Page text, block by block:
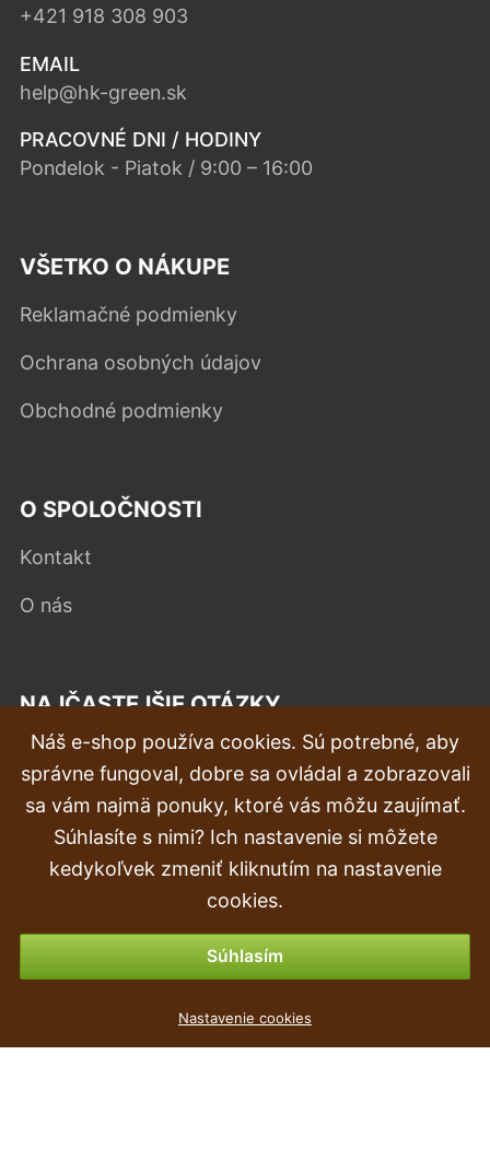
+421 918 308 903
EMAIL
help@hk-green.sk
PRACOVNÉ DNI / HODINY
Pondelok - Piatok / 9:00 – 16:00
VŠETKO O NÁKUPE
Reklamačné podmienky
Ochrana osobných údajov
Obchodné podmienky
O SPOLOČNOSTI
Kontakt
O nás
NAJČASTEJŠIE OTÁZKY
Reklamácia
Doprava a doručenie
Objednávka
Vrátenie tovaru & vrátenie peňazí
Náš e-shop používa cookies. Sú potrebné, aby
správne fungoval, dobre sa ovládal a zobrazovali
sa vám najmä ponuky, ktoré vás môžu zaujímať.
Súhlasíte s nimi? Ich nastavenie si môžete
kedykoľvek zmeniť kliknutím na nastavenie
cookies.
Súhlasím
Nastavenie cookies